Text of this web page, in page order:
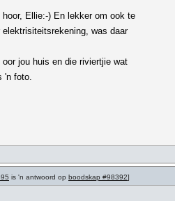
Ellie:-) En lekker om ook te
was daar
jou huis en die riviertjie wat
'n foto.
is 'n antwoord op boodskap #98392]